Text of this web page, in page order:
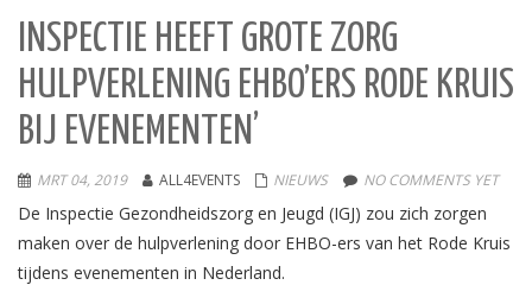
INSPECTIE HEEFT GROTE ZORG
HULPVERLENING EHBO’ERS RODE KRUIS
BIJ EVENEMENTEN’
MRT 04, 2019 ALL4EVENTS NIEUWS NO COMMENTS YET
De Inspectie Gezondheidszorg en Jeugd (IGJ) zou zich zorgen
maken over de hulpverlening door EHBO-ers van het Rode Kruis
tijdens evenementen in Nederland.